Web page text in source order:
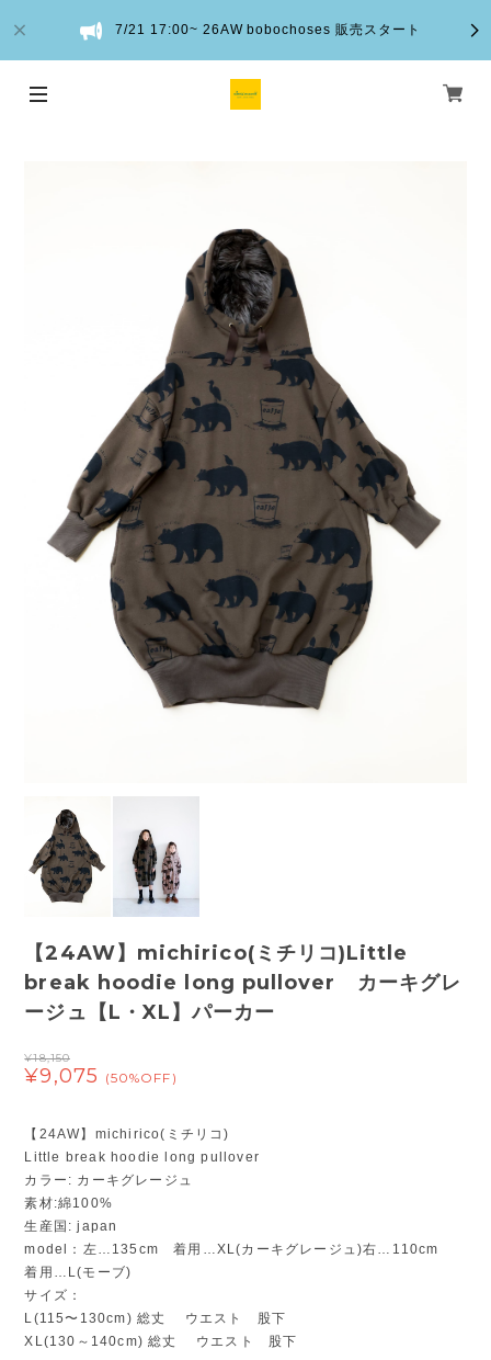
7/21 17:00~ 26AW bobochoses 販売スタート
【24AW】michirico(ミチリコ)Little
break hoodie long pullover カーキグレ
ージュ【L・XL】パーカー
¥18,150
¥9,075 (50%OFF)
【24AW】michirico(ミチリコ)
Little break hoodie long pullover
カラー: カーキグレージュ
素材:綿100%
生産国: japan
model：左…135cm 着用…XL(カーキグレージュ)右…110cm
着用…L(モーブ)
サイズ：
L(115〜130cm) 総丈 ウエスト 股下
XL(130～140cm) 総丈 ウエスト 股下